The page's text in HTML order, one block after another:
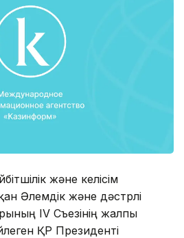
және келісім
Әлемдік және дәстүрлі
IV Съезінің жалпы
ҚР Президенті